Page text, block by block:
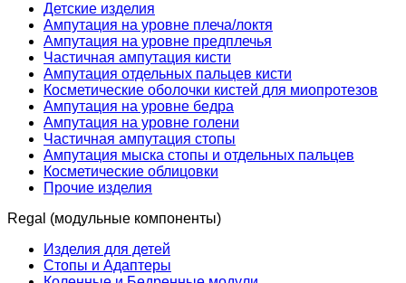
Детские изделия
Ампутация на уровне плеча/локтя
Ампутация на уровне предплечья
Частичная ампутация кисти
Ампутация отдельных пальцев кисти
Косметические оболочки кистей для миопротезов
Ампутация на уровне бедра
Ампутация на уровне голени
Частичная ампутация стопы
Ампутация мыска стопы и отдельных пальцев
Косметические облицовки
Прочие изделия
Regal (модульные компоненты)
Изделия для детей
Стопы и Адаптеры